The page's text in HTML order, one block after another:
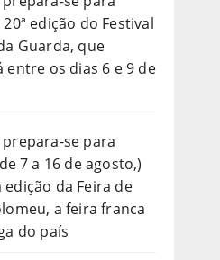
edição do Festival
Guarda, que
entre os dias 6 e 9 de
se para
7 a 16 de agosto,)
edição da Feira de
a feira franca
do país